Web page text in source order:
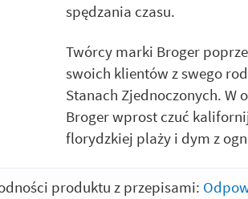
spędzania czasu.
Twórcy marki Broger
swoich klientów z swego
Stanach Zjednoczonych. W
Broger wprost czuć
florydzkiej plaży i dym z
produktu z przepisami: